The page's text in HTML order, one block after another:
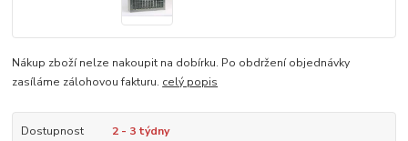
Nákup zboží nelze nakoupit na dobírku. Po obdržení objednávky
zasíláme zálohovou fakturu. celý popis
Dostupnost
2 - 3 týdny